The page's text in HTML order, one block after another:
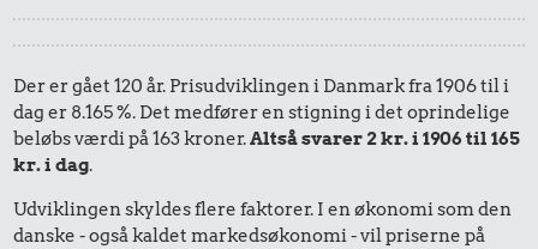
Der er gået 120 år. Prisudviklingen i Danmark fra 1906 til i
dag er 8.165 %. Det medfører en stigning i det oprindelige
beløbs værdi på 163 kroner.Altså svarer 2 kr. i 1906 til 165
kr. i dag.
Udviklingen skyldes flere faktorer. I en økonomi som den
danske - også kaldet markedsøkonomi - vil priserne på